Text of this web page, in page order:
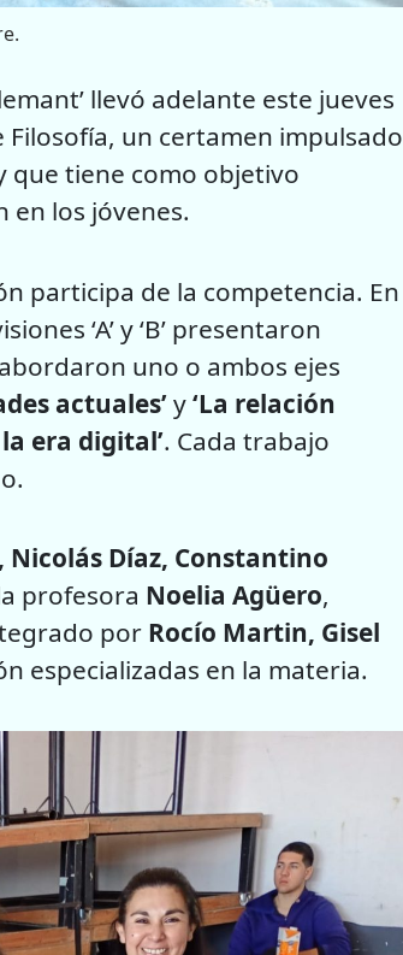
llevó adelante este jueves
Filosofía, un certamen impulsado
que tiene como objetivo
los jóvenes.
participa de la competencia. En
‘A’ y ‘B’ presentaron
uno o ambos ejes
actuales’y‘La relación
era digital’. Cada trabajo
Nicolás Díaz, Constantino
profesora Noelia Agüero,
por Rocío Martin, Gisel
especializadas en la materia.